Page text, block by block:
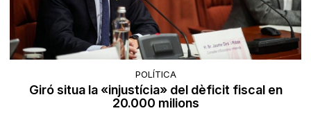
POLÍTICA
Giró situa la «injustícia» del dèficit fiscal en
20.000 milions